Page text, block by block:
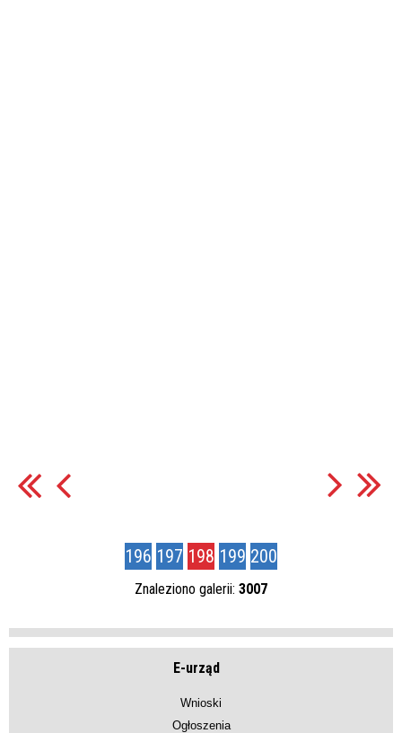
196 197 198 199 200
Znaleziono galerii: 3007
E-urząd
Wnioski
Ogłoszenia